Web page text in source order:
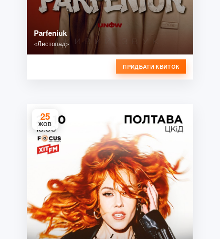
Parfeniuk
«Листопад»
ПРИДБАТИ КВИТОК
25
ЖОВ